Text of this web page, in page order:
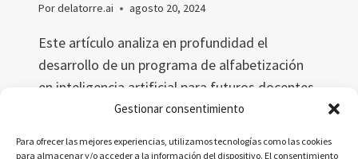
Gestionar consentimiento
Para ofrecer las mejores experiencias, utilizamos tecnologías como las cookies
para almacenar y/o acceder a la información del dispositivo. El consentimiento
Pordelatorre.ai agosto 20, 2024
Este artículo analiza en profundidad el
desarrollo de un programa de alfabetización
en inteligencia artificial para futuros docentes
de secundaria. Explica cómo este programa
educadores para enseñar IA, abarcando